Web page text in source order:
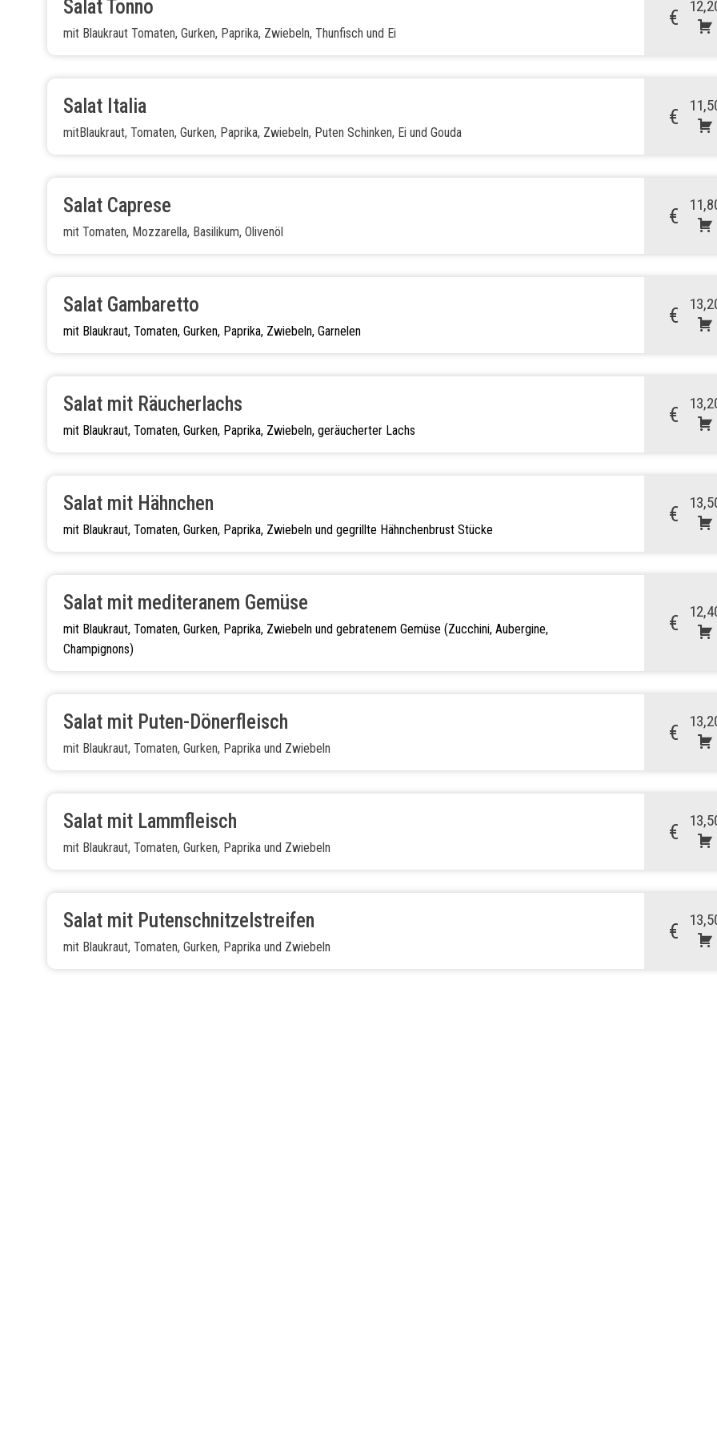
Salat Tonno €
mit Blaukraut Tomaten, Gurken, Paprika, Zwiebeln, Thunfisch und Ei
Salat Italia €
mitBlaukraut, Tomaten, Gurken, Paprika, Zwiebeln, Puten Schinken, Ei und Gouda
Salat Caprese €
mit Tomaten, Mozzarella, Basilikum, Olivenöl
Salat Gambaretto €
mit Blaukraut, Tomaten, Gurken, Paprika, Zwiebeln, Garnelen
Salat mit Räucherlachs €
mit Blaukraut, Tomaten, Gurken, Paprika, Zwiebeln, geräucherter Lachs
Salat mit Hähnchen €
mit Blaukraut, Tomaten, Gurken, Paprika, Zwiebeln und gegrillte Hähnchenbrust Stücke
Salat mit mediteranem Gemüse
€
mit Blaukraut, Tomaten, Gurken, Paprika, Zwiebeln und gebratenem Gemüse (Zucchini, Aubergine,
Champignons)
Salat mit Puten-Dönerfleisch €
mit Blaukraut, Tomaten, Gurken, Paprika und Zwiebeln
Salat mit Lammfleisch €
mit Blaukraut, Tomaten, Gurken, Paprika und Zwiebeln
Salat mit Putenschnitzelstreifen €
mit Blaukraut, Tomaten, Gurken, Paprika und Zwiebeln